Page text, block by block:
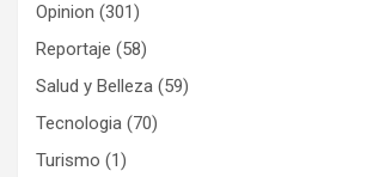
Opinion (301)
Reportaje (58)
Salud y Belleza (59)
Tecnologia (70)
Turismo (1)